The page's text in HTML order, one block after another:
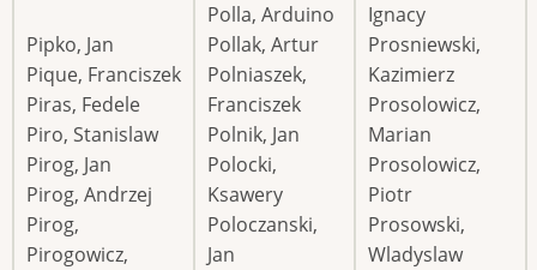
Pipko, Jan
Pique, Franciszek
Piras, Fedele
Piro, Stanislaw
Pirog, Jan
Pirog, Andrzej
Pirog,
Pirogowicz,
Polla, Arduino
Pollak, Artur
Polniaszek,
Franciszek
Polnik, Jan
Polocki,
Ksawery
Poloczanski,
Jan
Ignacy
Prosniewski,
Kazimierz
Prosolowicz,
Marian
Prosolowicz,
Piotr
Prosowski,
Wladyslaw